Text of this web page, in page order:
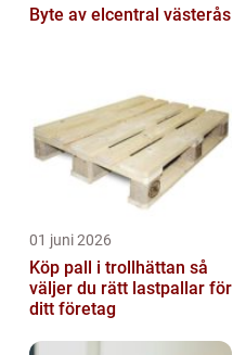
Byte av elcentral västerås
01 juni 2026
Köp pall i trollhättan så
väljer du rätt lastpallar för
ditt företag